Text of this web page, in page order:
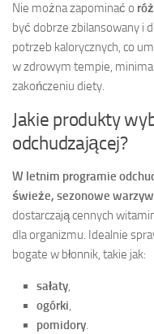
Nie można zapominać o
być dobrze zbilansowany i
potrzeb kalorycznych, co
w zdrowym tempie,
zakończeniu diety.
Jakie produkty
odchudzającej?
W letnim programie
świeże, sezonowe
dostarczają cennych
dla organizmu. Idealnie
bogate w błonnik, takie jak:
sałaty,
ogórki,
pomidory.